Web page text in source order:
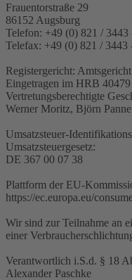
Frauentorstraße 29
86152 Augsburg
Telefon: +49 (0) 821 / 3443
Telefax: +49 (0) 821 / 3443
Registergericht:
Eingetragen im HRB 40479
Vertretungsberechtigte
Werner Moritz, Björn Panne
Umsatzsteuer-
Umsatzsteuergesetz:
DE 367 00 07 38
Plattform der EU-
https://ec.europa.eu/
Wir sind zur Teilnahme an
einer
Verantwortlich i.S.d. § 18
Alexander Paschke